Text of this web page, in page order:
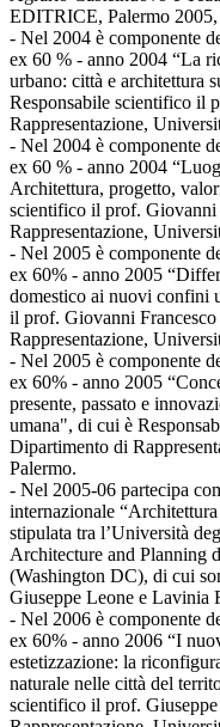
EDITRICE, Palermo 2005,
- Nel 2004 è componente
ex 60 % - anno 2004 “La
urbano: città e architettura
Responsabile scientifico il
Rappresentazione,
- Nel 2004 è componente
ex 60 % - anno 2004
Architettura, progetto,
scientifico il prof. Giovanni
Rappresentazione,
- Nel 2005 è componente
ex 60% - anno 2005
domestico ai nuovi confini
il prof. Giovanni
Rappresentazione,
- Nel 2005 è componente
ex 60% - anno 2005
presente, passato e
umana", di cui è
Dipartimento di
Palermo.
- Nel 2005-06 partecipa
internazionale
stipulata tra l’Università
Architecture and Planning
(Washington DC), di cui
Giuseppe Leone e Lavinia
- Nel 2006 è componente
ex 60% - anno 2006 “I
estetizzazione: la
naturale nelle città del
scientifico il prof.